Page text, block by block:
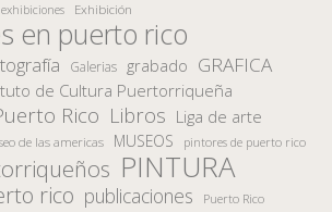
exhibiciones Exhibición
en puerto rico
Galerias grabado GRAFICA
de Cultura Puertorriqueña
Rico Libros Liga de arte
de las americas MUSEOS pintores de puerto rico
PINTURA
rico publicaciones Puerto Rico